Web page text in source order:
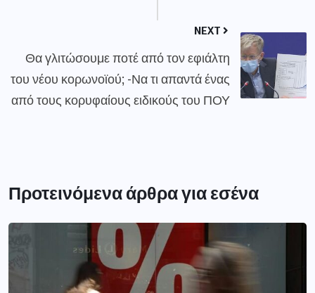
NEXT
Θα γλιτώσουμε ποτέ από τον εφιάλτη
του νέου κορωνοϊού; -Να τι απαντά ένας
από τους κορυφαίους ειδικούς του ΠΟΥ
Προτεινόμενα άρθρα για εσένα